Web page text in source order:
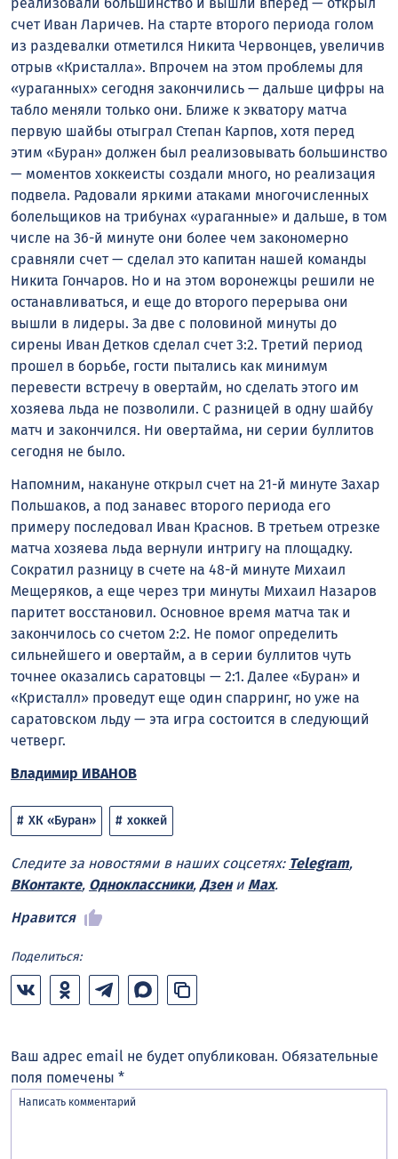
реализовали большинство и вышли вперед — открыл
счет Иван Ларичев. На старте второго периода голом
из раздевалки отметился Никита Червонцев, увеличив
отрыв «Кристалла». Впрочем на этом проблемы для
«ураганных» сегодня закончились — дальше цифры на
табло меняли только они. Ближе к экватору матча
первую шайбы отыграл Степан Карпов, хотя перед
этим «Буран» должен был реализовывать большинство
— моментов хоккеисты создали много, но реализация
подвела. Радовали яркими атаками многочисленных
болельщиков на трибунах «ураганные» и дальше, в том
числе на 36-й минуте они более чем закономерно
сравняли счет — сделал это капитан нашей команды
Никита Гончаров. Но и на этом воронежцы решили не
останавливаться, и еще до второго перерыва они
вышли в лидеры. За две с половиной минуты до
сирены Иван Детков сделал счет 3:2. Третий период
прошел в борьбе, гости пытались как минимум
перевести встречу в овертайм, но сделать этого им
хозяева льда не позволили. С разницей в одну шайбу
матч и закончился. Ни овертайма, ни серии буллитов
сегодня не было.
Напомним, накануне открыл счет на 21-й минуте Захар
Польшаков, а под занавес второго периода его
примеру последовал Иван Краснов. В третьем отрезке
матча хозяева льда вернули интригу на площадку.
Сократил разницу в счете на 48-й минуте Михаил
Мещеряков, а еще через три минуты Михаил Назаров
паритет восстановил. Основное время матча так и
закончилось со счетом 2:2. Не помог определить
сильнейшего и овертайм, а в серии буллитов чуть
точнее оказались саратовцы — 2:1. Далее «Буран» и
«Кристалл» проведут еще один спарринг, но уже на
саратовском льду — эта игра состоится в следующий
четверг.
Владимир ИВАНОВ
ХК «Буран» хоккей
Следите за новостями в наших соцсетях: Telegram,
ВКонтакте, Одноклассники, Дзени Max.
Нравится
Поделиться:
Ваш адрес email не будет опубликован. Обязательные
поля помечены *